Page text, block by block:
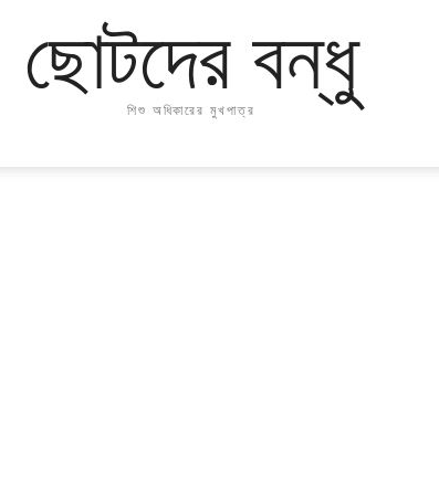
ছোটদের বন্ধু
শিশু অধিকারের মুখপাত্র